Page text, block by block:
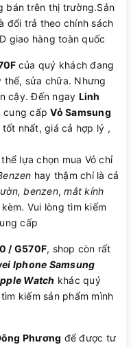
bán trên thị trường.Sản
đổi trả theo chính sách
giao hàng toàn quốc
của quý khách đang
sửa chữa. Nhưng
cậy. Đến ngay Linh
cung cấpVỏ Samsung
nhất, giá cả hợp lý ,
lựa chọn mua Vỏ chỉ
hay thậm chí là cả
benzen,mắt kính
Vui lòng tìm kiếm
cấp
/ G570F, shop còn rất
Iphone Samsung
Watch khác quý
kiếm sản phẩm mình
Phương để được tư